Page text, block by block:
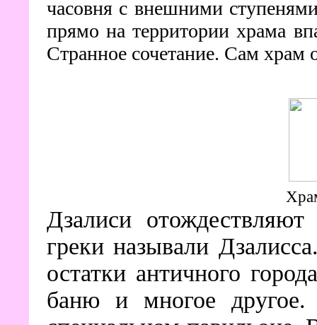
часовня с внешними
прямо на территории храма
Странное сочетание. Сам храм
Дзалиси
греки называли
остатки античного
баню и многое другое.